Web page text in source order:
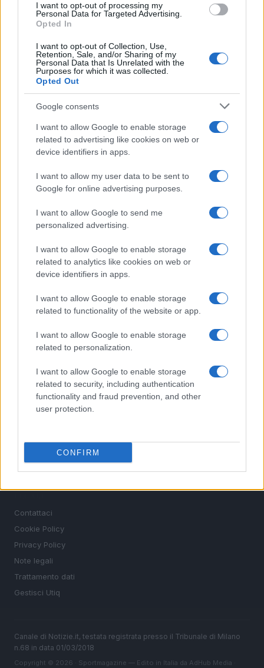
I want to opt-out of processing my
Personal Data for Targeted Advertising.
Opted In
I want to opt-out of Collection, Use,
Retention, Sale, and/or Sharing of my
Personal Data that Is Unrelated with the
Purposes for which it was collected.
Opted Out
Google consents
I want to allow Google to enable storage
related to advertising like cookies on web or
device identifiers in apps.
I want to allow my user data to be sent to
Google for online advertising purposes.
I want to allow Google to send me
personalized advertising.
I want to allow Google to enable storage
related to analytics like cookies on web or
device identifiers in apps.
I want to allow Google to enable storage
related to functionality of the website or app.
I want to allow Google to enable storage
related to personalization.
I want to allow Google to enable storage
related to security, including authentication
functionality and fraud prevention, and other
user protection.
CONFIRM
TOP IN TURCHIA
Il Museo di Coverciano accoglie due nuovi cimeli
Sportmagazine: notizie, approfondimenti e classifiche su
MotoGP e Olimpiadi. Le ultime news dalle competizioni
nazionali e internazionali, gli highlight delle partite, le
le discipline che fanno emozionare gli appassionati di
SEZIONI
Calcio
Ciclismo
Altri sport
Contattaci
Cookie Policy
Privacy Policy
Note legali
Trattamento dati
Gestisci Utiq
Canale di Notizie.it, testata registrata presso il Tribunale di Milano
n.68 in data 01/03/2018
Copyright © 2026 · Sportmagazine — Edito in Italia da AdHub Media